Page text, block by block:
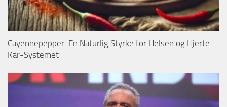
Cayennepepper: En Naturlig Styrke for Helsen og Hjerte-
Kar-Systemet